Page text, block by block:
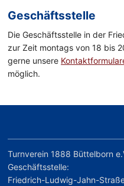
Geschäftsstelle
Die Geschäftsstelle in der
zur Zeit montags von 18 bis
gerne unsere
möglich.
Turnverein 1888 Büttelborn
Geschäftsstelle:
Friedrich-Ludwig-Jahn-